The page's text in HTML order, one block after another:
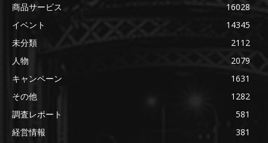
商品サービス
16028
イベント
14345
未分類
2112
人物
2079
キャンペーン
1631
その他
1282
調査レポート
581
経営情報
381